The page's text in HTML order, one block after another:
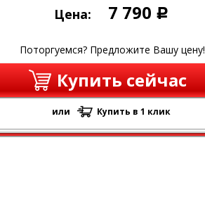
Цена: 7 790 Р
Поторгуемся? Предложите Вашу цену!
Купить сейчас
или Купить в 1 клик